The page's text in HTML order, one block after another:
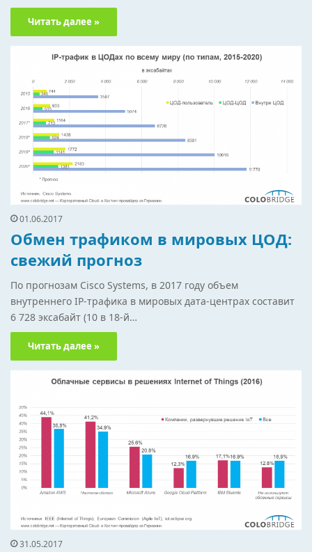
Читать далее »
01.06.2017
Обмен трафиком в мировых ЦОД:
свежий прогноз
По прогнозам Cisco Systems, в 2017 году объем
внутреннего IP-трафика в мировых дата-центрах составит
6 728 эксабайт (10 в 18-й…
Читать далее »
31.05.2017